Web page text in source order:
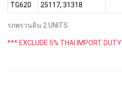
TG620 25117, 31318
รถพรวนดิน 2 UNITS
*** EXCLUDE 5% THAI IMPORT